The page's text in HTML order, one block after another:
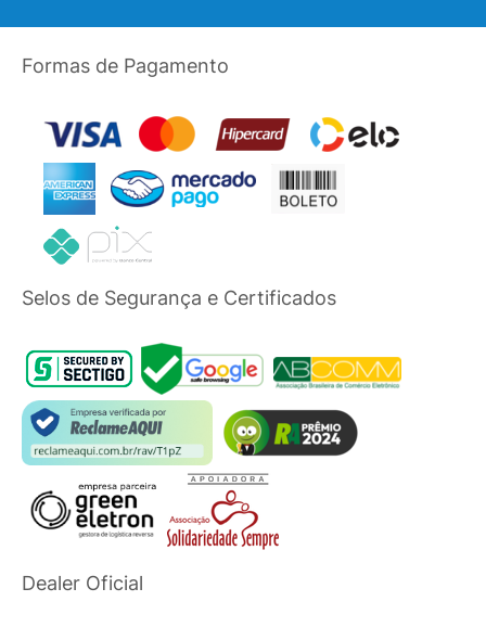
Formas de Pagamento
Selos de Segurança e Certificados
Dealer Oficial